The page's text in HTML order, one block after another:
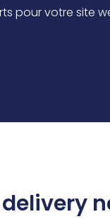
pour votre site